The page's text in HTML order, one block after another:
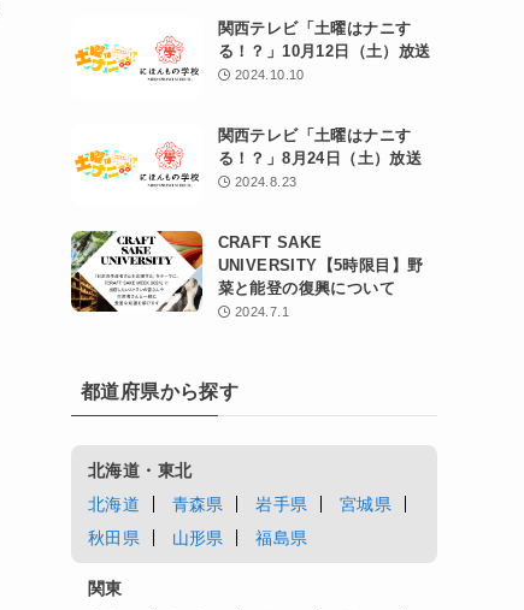
関西テレビ「土曜はナニす
る！？」10月12日（土）放送
2024.10.10
関西テレビ「土曜はナニす
る！？」8月24日（土）放送
2024.8.23
CRAFT SAKE
UNIVERSITY【5時限目】野
菜と能登の復興について
2024.7.1
都道府県から探す
北海道・東北
北海道
青森県 岩手県
宮城県
秋田県
山形県 福島県
関東